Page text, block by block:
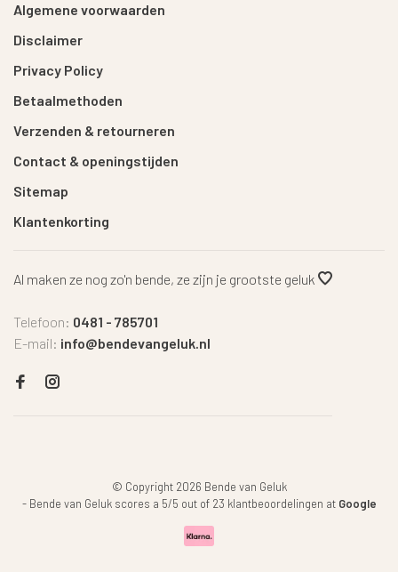
Algemene voorwaarden
Disclaimer
Privacy Policy
Betaalmethoden
Verzenden & retourneren
Contact & openingstijden
Sitemap
Klantenkorting
Al maken ze nog zo'n bende, ze zijn je grootste geluk
Telefoon: 0481 - 785701
E-mail: info@bendevangeluk.nl
© Copyright 2026 Bende van Geluk
- Bende van Geluk scores a 5/5 out of 23 klantbeoordelingen at Google